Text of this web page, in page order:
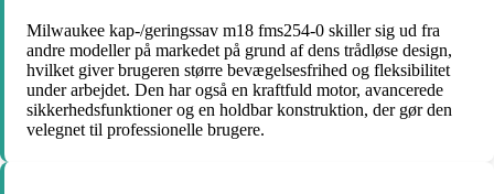
Milwaukee kap-/geringssav m18 fms254-0 skiller sig ud fra
andre modeller på markedet på grund af dens trådløse design,
hvilket giver brugeren større bevægelsesfrihed og fleksibilitet
under arbejdet. Den har også en kraftfuld motor, avancerede
sikkerhedsfunktioner og en holdbar konstruktion, der gør den
velegnet til professionelle brugere.